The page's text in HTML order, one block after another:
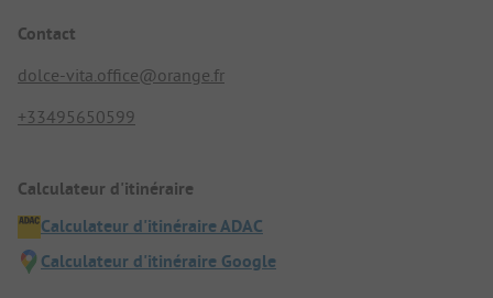
Contact
dolce-vita.office@orange.fr
+33495650599
Calculateur d'itinéraire
Calculateur d'itinéraire ADAC
Calculateur d'itinéraire Google